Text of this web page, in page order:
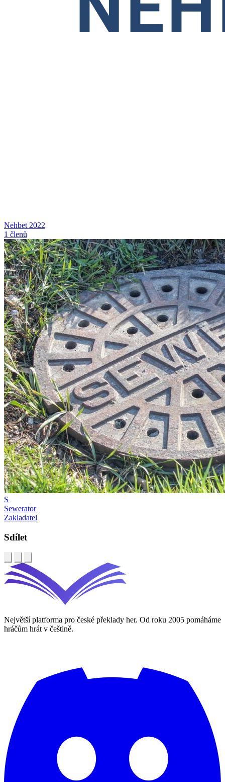
Nehbet 2022
1 členů
S
Sewerator
Zakladatel
Sdílet
Největší platforma pro české překlady her. Od roku 2005 pomáháme
hráčům hrát v češtině.